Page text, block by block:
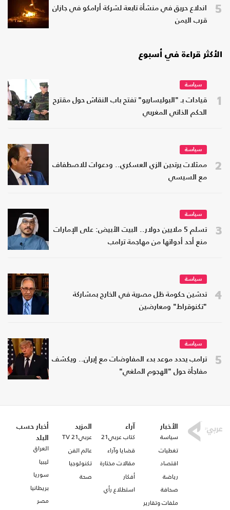
5
اندلاع حريق في منشأة تابعة لشركة أرامكو في جازان
قرب اليمن
الأكثر قراءة في أسبوع
1
سياسة
قيادات بـ "البوليساريو" تفتح باب النقاش حول مقترح
الحكم الذاتي المغربي
2
سياسة
ممثلات يرتدين الزي العسكري.. ودعوات للاصطفاف
مع السيسي
3
سياسة
تسلم 5 ملايين دولار.. البيت الأبيض: على الإمارات
منع أحد أدواتها من مهاجمة ترامب
4
سياسة
تدشين حكومة ظل مصرية في الخارج بمشاركة
"تكنوقراط" ومعارضين
5
سياسة
ترامب يحدد موعد بدء المفاوضات مع إيران.. ويكشف
مفاجأة حول "الهجوم الملغي"
الأخبار
سياسة
تغطيات
اقتصاد
رياضة
صحافة
ملفات وتقارير
آراء
كتاب عربي21
قضايا وآراء
مقالات مختارة
أفكار
استطلاع رأي
المزيد
عربي21 TV
عالم الفن
تكنولوجيا
صحة
أخبار حسب
البلد
العراق
ليبيا
سوريا
بريطانيا
مصر